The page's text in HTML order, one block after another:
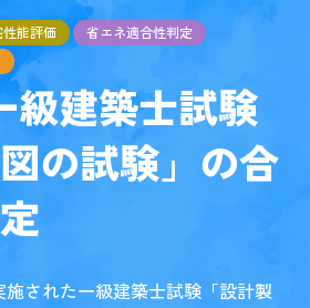
性能評価
省エネ適合性判定
級建築士試験
図の試験」の合
施された一級建築士試験「設計製